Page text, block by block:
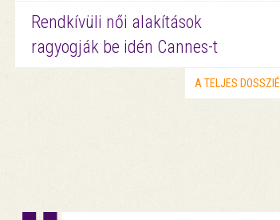
Rendkívüli női alakítások
ragyogják be idén Cannes-t
A TELJES DOSSZIÉ